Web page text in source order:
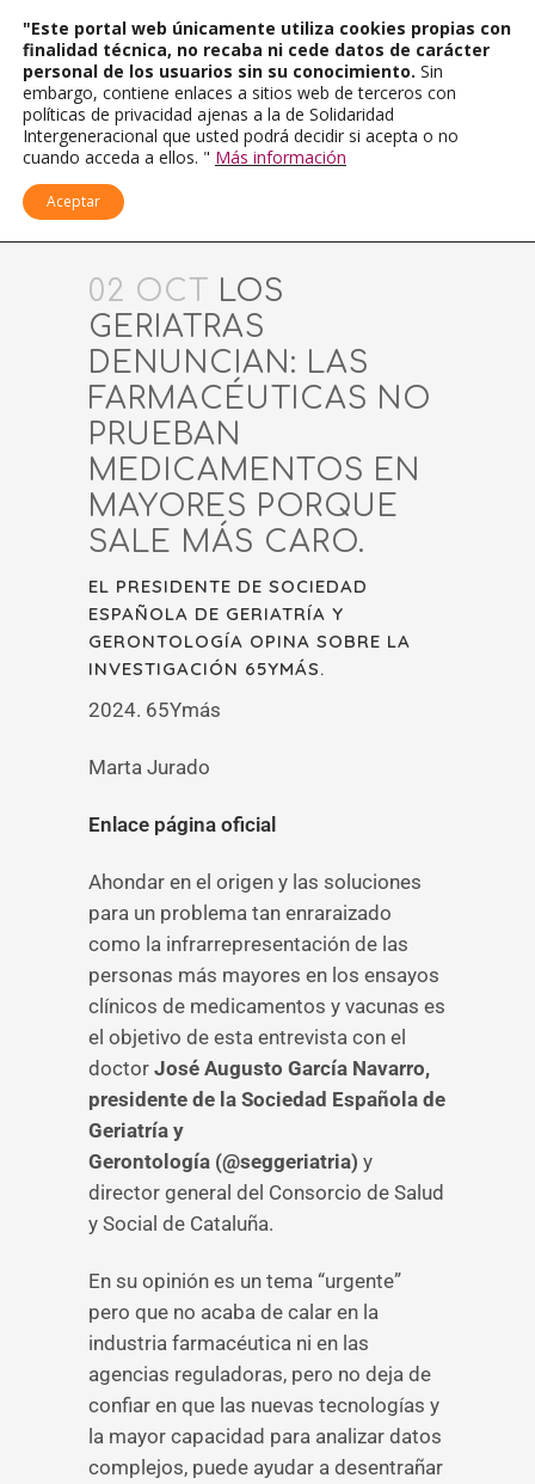
02 OCT
LOS
GERIATRAS
DENUNCIAN: LAS
FARMACÉUTICAS NO
PRUEBAN
MEDICAMENTOS EN
MAYORES PORQUE
SALE MÁS CARO.
EL PRESIDENTE DE SOCIEDAD
ESPAÑOLA DE GERIATRÍA Y
GERONTOLOGÍA OPINA SOBRE LA
INVESTIGACIÓN 65YMÁS.
2024. 65Ymás
Marta Jurado
Enlace página oficial
Ahondar en el origen y las soluciones
para un problema tan enraraizado
como la infrarrepresentación de las
personas más mayores en los ensayos
clínicos de medicamentos y vacunas es
el objetivo de esta entrevista con el
doctor José Augusto García Navarro,
presidente de la Sociedad Española de
Geriatría y
Gerontología (@seggeriatria) y
director general del Consorcio de Salud
y Social de Cataluña.
En su opinión es un tema “urgente”
pero que no acaba de calar en la
industria farmacéutica ni en las
agencias reguladoras, pero no deja de
confiar en que las nuevas tecnologías y
la mayor capacidad para analizar datos
complejos, puede ayudar a desentrañar
"Este portal web únicamente utiliza cookies propias con
finalidad técnica, no recaba ni cede datos de carácter
personal de los usuarios sin su conocimiento. Sin
embargo, contiene enlaces a sitios web de terceros con
políticas de privacidad ajenas a la de Solidaridad
Intergeneracional que usted podrá decidir si acepta o no
cuando acceda a ellos. " Más información
Aceptar